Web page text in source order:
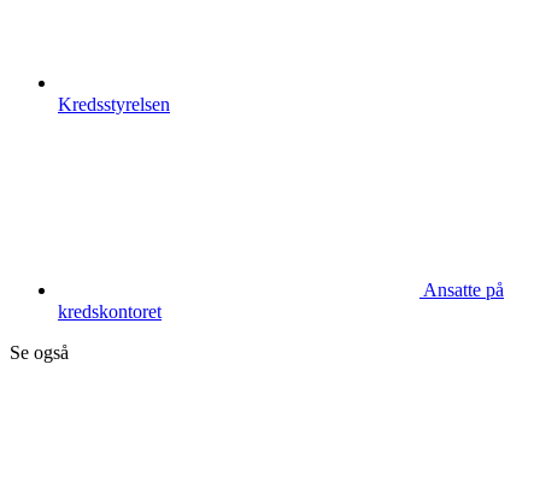
Kredsstyrelsen
Ansatte på
kredskontoret
Se også